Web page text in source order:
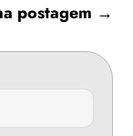
postagem →